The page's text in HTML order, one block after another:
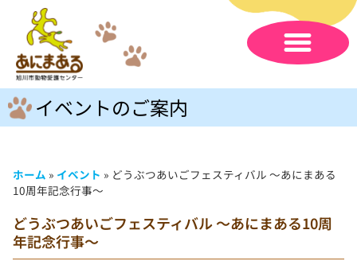
イベントのご案内
ホーム » イベント » どうぶつあいごフェスティバル ～あにまある
10周年記念行事～
どうぶつあいごフェスティバル ～あにまある10周
年記念行事～